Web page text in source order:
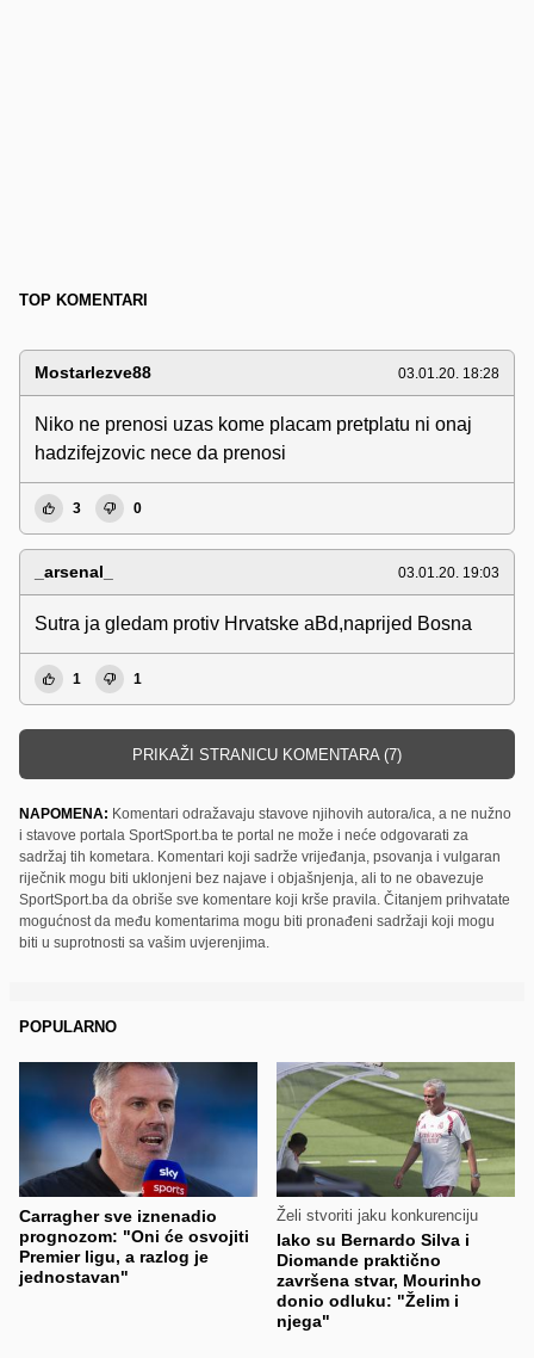
TOP KOMENTARI
Mostarlezve88 03.01.20. 18:28
Niko ne prenosi uzas kome placam pretplatu ni onaj
hadzifejzovic nece da prenosi
3 0
_arsenal_ 03.01.20. 19:03
Sutra ja gledam protiv Hrvatske aBd,naprijed Bosna
1 1
PRIKAŽI STRANICU KOMENTARA (7)
NAPOMENA: Komentari odražavaju stavove njihovih autora/ica, a ne nužno
i stavove portala SportSport.ba te portal ne može i neće odgovarati za
sadržaj tih kometara. Komentari koji sadrže vrijeđanja, psovanja i vulgaran
riječnik mogu biti uklonjeni bez najave i objašnjenja, ali to ne obavezuje
SportSport.ba da obriše sve komentare koji krše pravila. Čitanjem prihvatate
mogućnost da među komentarima mogu biti pronađeni sadržaji koji mogu
biti u suprotnosti sa vašim uvjerenjima.
POPULARNO
Carragher sve iznenadio
prognozom: "Oni će osvojiti
Premier ligu, a razlog je
jednostavan"
Želi stvoriti jaku konkurenciju
Iako su Bernardo Silva i
Diomande praktično
završena stvar, Mourinho
donio odluku: "Želim i
njega"